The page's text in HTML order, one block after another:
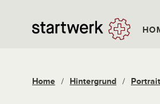
Home / Hintergrund /